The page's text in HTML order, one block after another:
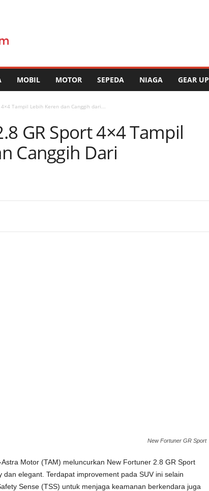
MOBIL MOTOR SEPEDA NIAGA GEAR UP
Tampil Lebih Keren dan Canggih dari...
GR Sport 4×4 Tampil
Canggih Dari
New Fortuner GR Sport
Motor (TAM) meluncurkan New Fortuner 2.8 GR Sport
elegant. Terdapat improvement pada SUV ini selain
Sense (TSS) untuk menjaga keamanan berkendara juga